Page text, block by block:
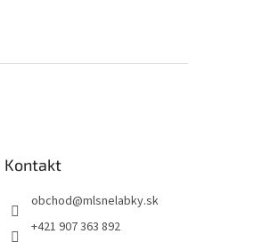
Kontakt
obchod@mlsnelabky.sk
+421 907 363 892